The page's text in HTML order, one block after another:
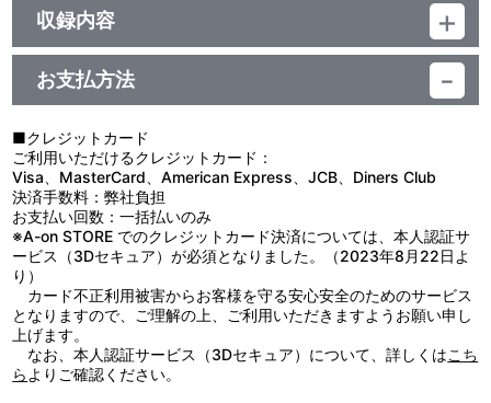
収録内容
＜収録曲＞
1：Ｓｏｎｇｂｉｒｄｓ
2：Ｐｌａｙ Ｙａｒｄ Ｓｙｍｐｈｏｎｙ ［ｆｏｒ Ｎｅｗ
Ｎｅｉｇｈｂｏｒｓ］
3：Ｓｏｎｇｂｉｒｄｓ ［Ｍｉｎｉａｓｃａｐｅ ｓｕｎｓｅ
ｔ］
お支払方法
■クレジットカード
ご利用いただけるクレジットカード：
Visa、MasterCard、American Express、JCB、Diners Club
決済手数料：弊社負担
お支払い回数：一括払いのみ
※A-on STORE でのクレジットカード決済については、本人認証サ
ービス（3Dセキュア）が必須となりました。（2023年8月22日よ
り）
カード不正利用被害からお客様を守る安心安全のためのサービス
となりますので、ご理解の上、ご利用いただきますようお願い申し
上げます。
なお、本人認証サービス（3Dセキュア）について、詳しくはこち
らよりご確認ください。